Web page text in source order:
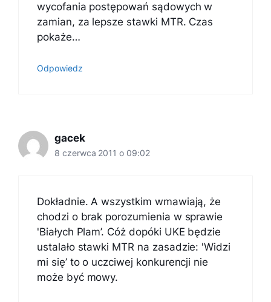
wycofania postępowań sądowych w
zamian, za lepsze stawki MTR. Czas
pokaże…
Odpowiedz
gacek
8 czerwca 2011 o 09:02
Dokładnie. A wszystkim wmawiają, że
chodzi o brak porozumienia w sprawie
'Białych Plam’. Cóż dopóki UKE będzie
ustalało stawki MTR na zasadzie: 'Widzi
mi się’ to o uczciwej konkurencji nie
może być mowy.